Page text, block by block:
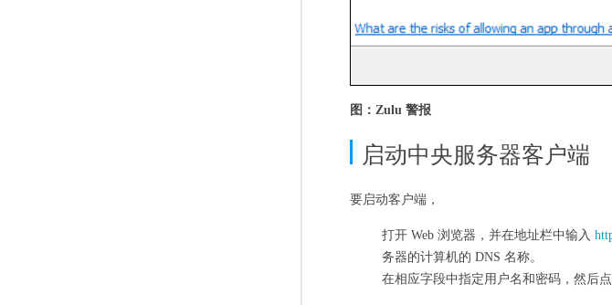
图：Zulu 警报
启动中央服务器客户端
要启动客户端，
打开 Web 浏览器，并在地址栏中输入
务器的计算机的 DNS 名称。
在相应字段中指定用户名和密码，然后